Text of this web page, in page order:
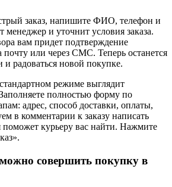
заказ, напишите ФИО, телефон и
менеджер и уточнит условия заказа.
вам придет подтверждение
почту или через СМС. Теперь останется
и радоваться новой покупке.
режиме выглядит
полностью форму по
адрес, способ доставки, оплаты,
в комментарии к заказу написать
курьеру вас найти. Нажмите
совершить покупку в